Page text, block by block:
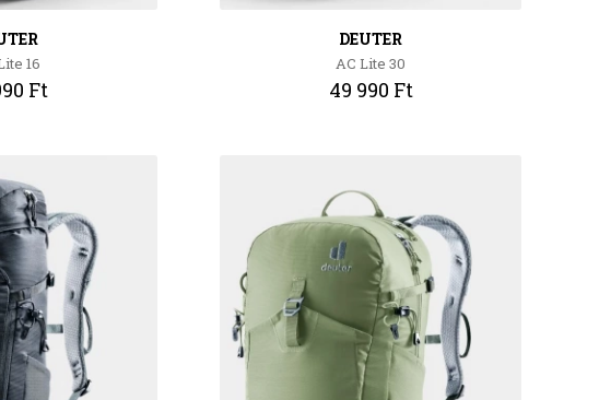
16
Ft
DEUTER
AC Lite 30
49 990 Ft